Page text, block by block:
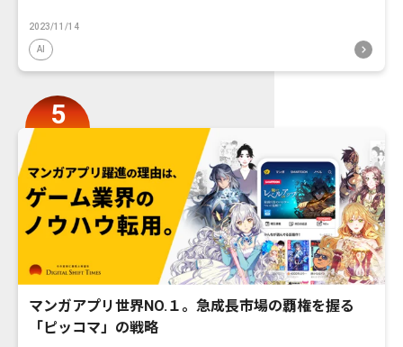
2023/11/14
AI
マンガアプリ世界NO.１。急成長市場の覇権を握る
「ピッコマ」の戦略